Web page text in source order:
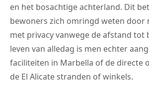
en het bosachtige achterland. Dit
bewoners zich omringd weten door
met privacy vanwege de afstand tot
leven van alledag is men echter
faciliteiten in Marbella of de directe
de El Alicate stranden of winkels.